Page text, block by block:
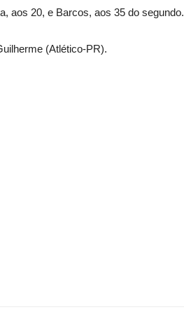
aos 20, e Barcos, aos 35 do segundo.
(Atlético-PR).